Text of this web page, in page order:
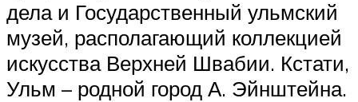
дела и Государственный ульмский
музей, располагающий коллекцией
искусства Верхней Швабии. Кстати,
Ульм – родной город А. Эйнштейна.